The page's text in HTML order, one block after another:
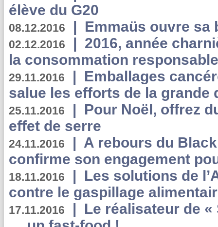
élève du G20
08.12.2016 | Emmaüs ouvre sa
02.12.2016 | 2016, année
la consommation
29.11.2016 | Emballages
salue les efforts de la grande
25.11.2016 | Pour Noël, offrez
effet de serre
24.11.2016 | A rebours du
confirme son engagement
18.11.2016 | Les solutions de
contre le gaspillage
17.11.2016 | Le réalisateur de «